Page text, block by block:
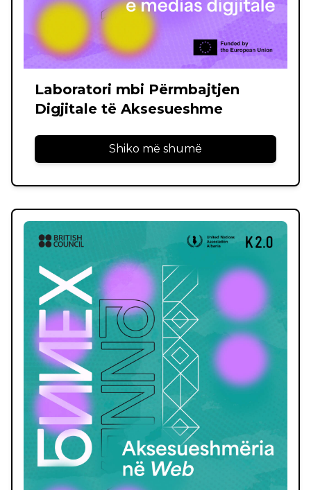
Laboratori mbi Përmbajtjen
Digjitale të Aksesueshme
Shiko më shumë